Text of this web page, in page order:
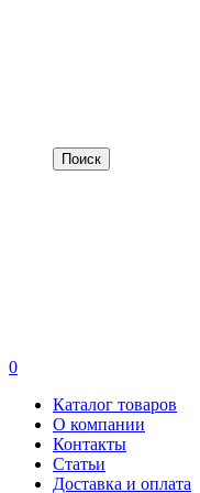
0
Каталог товаров
О компании
Контакты
Статьи
Доставка и оплата